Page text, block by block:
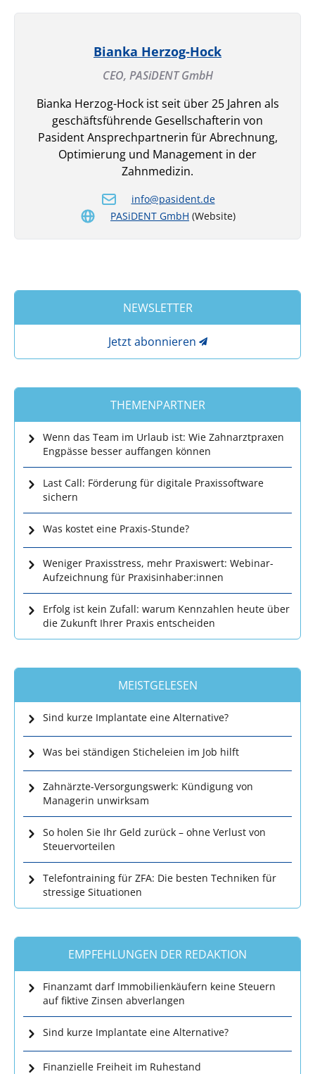
Bianka Herzog-Hock
CEO, PASiDENT GmbH
Bianka Herzog-Hock ist seit über 25 Jahren als
geschäftsführende Gesellschafterin von
Pasident Ansprechpartnerin für Abrechnung,
Optimierung und Management in der
Zahnmedizin.
info@pasident.de
PASiDENT GmbH (Website)
NEWSLETTER
Jetzt abonnieren
THEMENPARTNER
Wenn das Team im Urlaub ist: Wie Zahnarztpraxen
Engpässe besser auffangen können
Last Call: Förderung für digitale Praxissoftware
sichern
Was kostet eine Praxis-Stunde?
Weniger Praxisstress, mehr Praxiswert: Webinar-
Aufzeichnung für Praxisinhaber:innen
Erfolg ist kein Zufall: warum Kennzahlen heute über
die Zukunft Ihrer Praxis entscheiden
MEISTGELESEN
Sind kurze Implantate eine Alternative?
Was bei ständigen Sticheleien im Job hilft
Zahnärzte-Versorgungswerk: Kündigung von
Managerin unwirksam
So holen Sie Ihr Geld zurück – ohne Verlust von
Steuervorteilen
Telefontraining für ZFA: Die besten Techniken für
stressige Situationen
EMPFEHLUNGEN DER REDAKTION
Finanzamt darf Immobilienkäufern keine Steuern
auf fiktive Zinsen abverlangen
Sind kurze Implantate eine Alternative?
Finanzielle Freiheit im Ruhestand